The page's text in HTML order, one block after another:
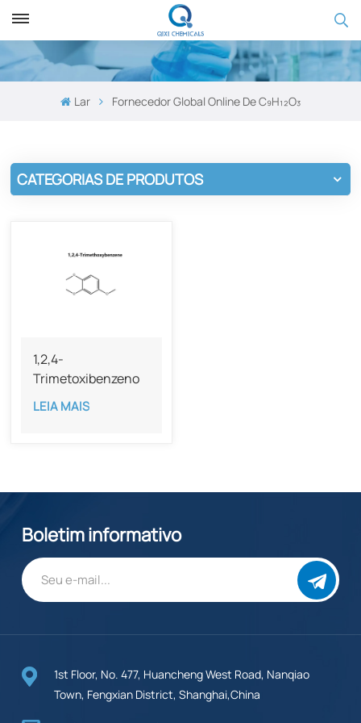
Lar Fornecedor Global Online De C₉H₁₂O₃
CATEGORIAS DE PRODUTOS
1,2,4-
Trimetoxibenzeno
com pureza de 98%
CAS 135-77-3
LEIA MAIS
Boletim informativo
1st Floor, No. 477, Huancheng West Road, Nanqiao
Town, Fengxian District, Shanghai,China